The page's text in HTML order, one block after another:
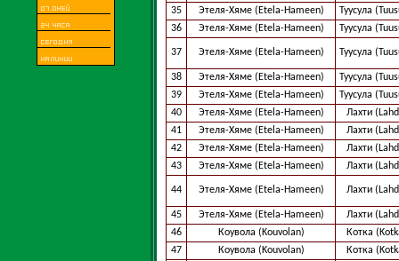
35
Этеля-Хяме (Etela-Hameen)
Туусула
36
Этеля-Хяме (Etela-Hameen) Туусула
37 Этеля-Хяме (Etela-Hameen) Туусула
38 Этеля-Хяме (Etela-Hameen)
Туусула
39
Этеля-Хяме (Etela-Hameen)
Туусула
40
Этеля-Хяме (Etela-Hameen)
Лахти
41
Этеля-Хяме (Etela-Hameen)
Лахти
42
Этеля-Хяме (Etela-Hameen)
Лахти
43
Этеля-Хяме (Etela-Hameen) Лахти
44 Этеля-Хяме (Etela-Hameen) Лахти
45 Этеля-Хяме (Etela-Hameen)
Лахти
46
Коувола (Kouvolan)
Котка
47
Коувола (Kouvolan) Котка